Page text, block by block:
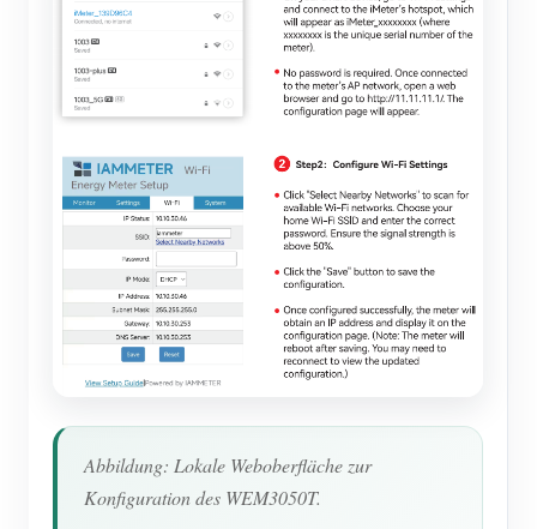
Abbildung: Lokale Weboberfläche zur
Konfiguration des WEM3050T.